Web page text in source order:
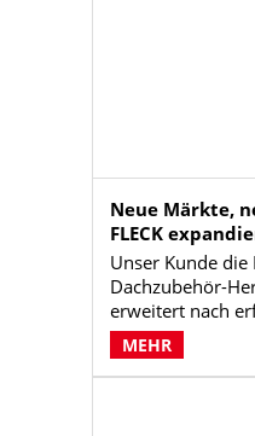
Neue Märkte,
FLECK
Unser Kunde die
Dachzubehör-
erweitert nach
in die BeNeLux-
Geschäftstätigkeit
tschechischen
MEHR